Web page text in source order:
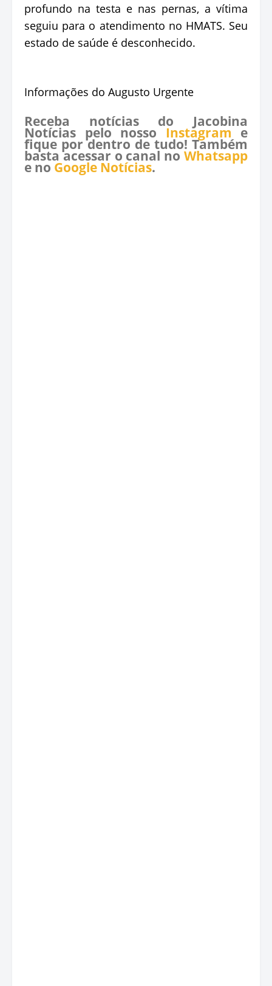
profundo na testa e nas pernas, a vítima
seguiu para o atendimento no HMATS. Seu
estado de saúde é desconhecido.
Informações do Augusto Urgente
Receba notícias do Jacobina
Notícias pelo nosso Instagram e
fique por dentro de tudo! Também
basta acessar o canal no Whatsapp
e no Google Notícias.